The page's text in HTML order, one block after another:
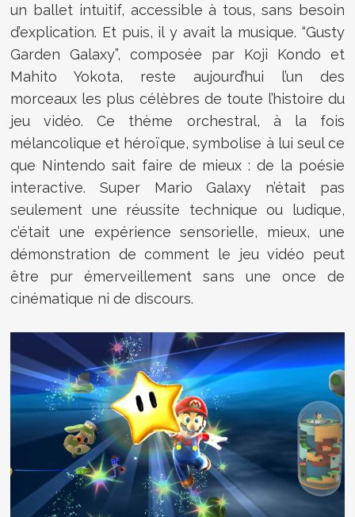
un ballet intuitif, accessible à tous, sans besoin
d’explication. Et puis, il y avait la musique. “Gusty
Garden Galaxy”, composée par Koji Kondo et
Mahito Yokota, reste aujourd’hui l’un des
morceaux les plus célèbres de toute l’histoire du
jeu vidéo. Ce thème orchestral, à la fois
mélancolique et héroïque, symbolise à lui seul ce
que Nintendo sait faire de mieux : de la poésie
interactive. Super Mario Galaxy n’était pas
seulement une réussite technique ou ludique,
c’était une expérience sensorielle, mieux, une
démonstration de comment le jeu vidéo peut
être pur émerveillement sans une once de
cinématique ni de discours.